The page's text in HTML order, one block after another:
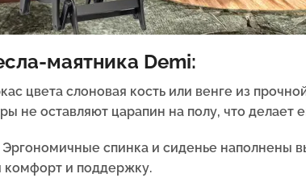
маятника Demi:
цвета слоновая кость или венге из
не оставляют царапин на полу, что делает
спинка и сиденье наполнены
комфорт и поддержку.